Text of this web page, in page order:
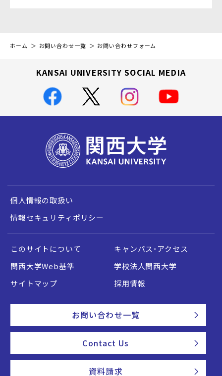
ホーム お問い合わせ一覧 お問い合わせフォーム
KANSAI UNIVERSITY SOCIAL MEDIA
個人情報の取扱い
情報セキュリティポリシー
このサイトについて
キャンパス・アクセス
関西大学Web基準
学校法人関西大学
サイトマップ
採用情報
お問い合わせ一覧
Contact Us
資料請求